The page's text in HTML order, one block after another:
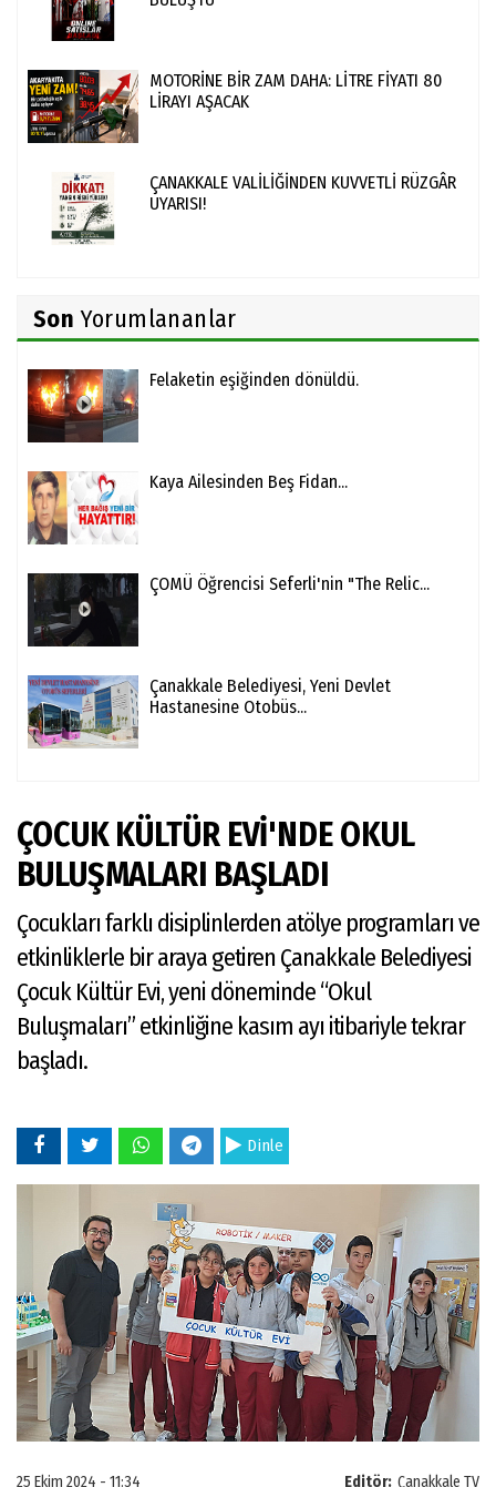
MOTORİNE BİR ZAM DAHA: LİTRE FİYATI 80
LİRAYI AŞACAK
ÇANAKKALE VALİLİĞİNDEN KUVVETLİ RÜZGÂR
UYARISI!
Son Yorumlananlar
Felaketin eşiğinden dönüldü.
Kaya Ailesinden Beş Fidan...
ÇOMÜ Öğrencisi Seferli'nin "The Relic...
Çanakkale Belediyesi, Yeni Devlet
Hastanesine Otobüs...
ÇOCUK KÜLTÜR EVİ'NDE OKUL
BULUŞMALARI BAŞLADI
Çocukları farklı disiplinlerden atölye programları ve
etkinliklerle bir araya getiren Çanakkale Belediyesi
Çocuk Kültür Evi, yeni döneminde “Okul
Buluşmaları” etkinliğine kasım ayı itibariyle tekrar
başladı.
Dinle
Editör: Çanakkale TV
25 Ekim 2024 - 11:34